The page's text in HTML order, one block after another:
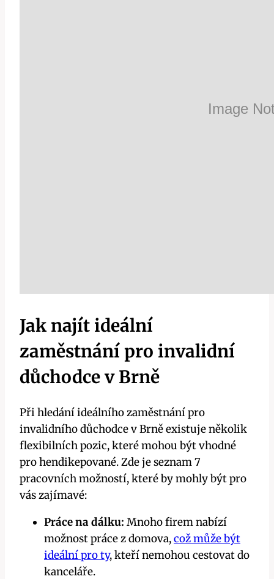
Jak najít ideální
zaměstnání pro invalidní
důchodce v Brně
Při hledání ideálního zaměstnání pro
invalidního důchodce v Brně existuje několik
flexibilních pozic, které mohou být vhodné
pro hendikepované. Zde je seznam 7
pracovních možností, které by mohly být pro
vás zajímavé:
Práce na dálku: Mnoho firem nabízí
možnost práce z domova,což může být
ideální pro ty, kteří nemohou cestovat do
kanceláře.